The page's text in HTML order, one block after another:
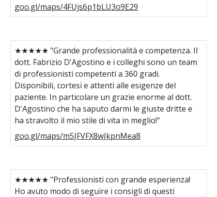
goo.gl/maps/4FUjs6p1bLU3o9E29
★★★★★ "Grande professionalità e competenza. Il
dott. Fabrizio D'Agostino e i colleghi sono un team
di professionisti competenti a 360 gradi.
Disponibili, cortesi e attenti alle esigenze del
paziente. In particolare un grazie enorme al dott.
D'Agostino che ha saputo darmi le giuste dritte e
ha stravolto il mio stile di vita in meglio!"
goo.gl/maps/m5JFVFX8wJkpnMea8
★★★★★ "Professionisti con grande esperienza!
Ho avuto modo di seguire i consigli di questi